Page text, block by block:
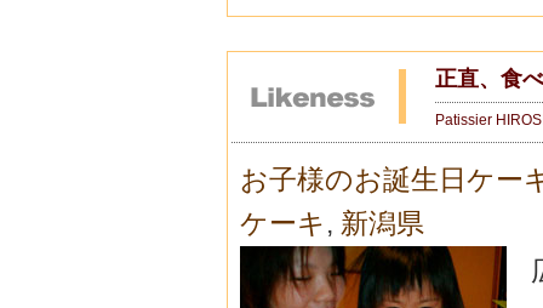
正直、食
Patissier
お子様のお誕生日ケー
ケーキ , 新潟県